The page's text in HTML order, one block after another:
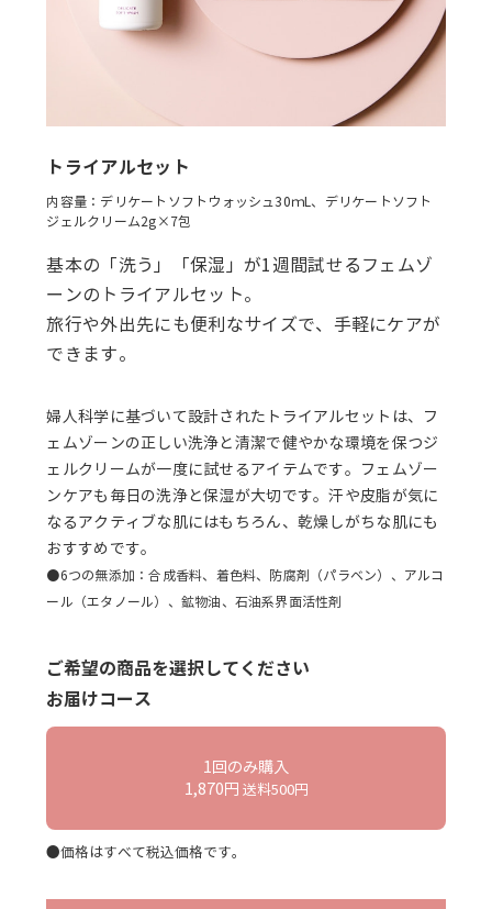
トライアルセット
内容量：デリケートソフトウォッシュ30ｍL、デリケートソフト
ジェルクリーム2g×7包
基本の「洗う」「保湿」が1週間試せるフェムゾ
ーンのトライアルセット。
旅行や外出先にも便利なサイズで、手軽にケアが
できます。
婦人科学に基づいて設計されたトライアルセットは、フ
ェムゾーンの正しい洗浄と清潔で健やかな環境を保つジ
ェルクリームが一度に試せるアイテムです。フェムゾー
ンケアも毎日の洗浄と保湿が大切です。汗や皮脂が気に
なるアクティブな肌にはもちろん、乾燥しがちな肌にも
おすすめです。
●6つの無添加：合成香料、着色料、防腐剤（パラベン）、アルコ
ール（エタノール）、鉱物油、石油系界面活性剤
ご希望の商品を選択してください
お届けコース
1回のみ購入
1,870円 送料500円
●価格はすべて税込価格です。